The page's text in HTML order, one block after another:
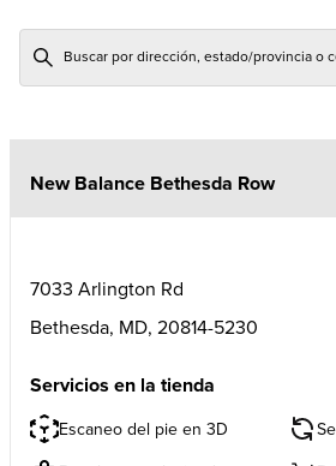
New Balance Bethesda Row
7033 Arlington Rd
Bethesda, MD, 20814-5230
Servicios en la tienda
Escaneo del pie en 3D